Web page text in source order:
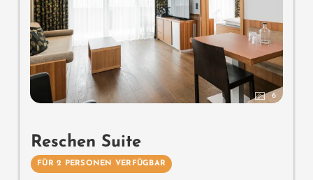
6
Reschen Suite
FÜR 2 PERSONEN VERFÜGBAR